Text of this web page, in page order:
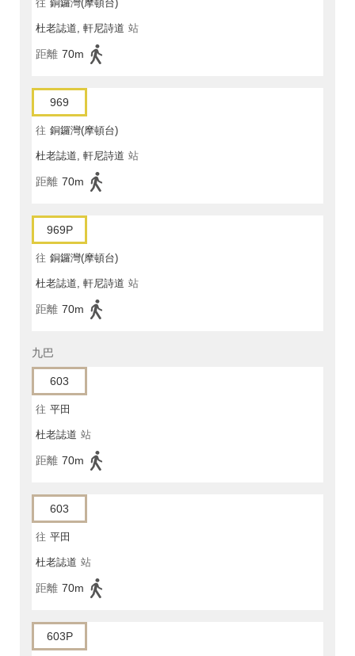
往 銅鑼灣(摩頓台)
杜老誌道, 軒尼詩道 站
距離 70m
969
往 銅鑼灣(摩頓台)
杜老誌道, 軒尼詩道 站
距離 70m
969P
往 銅鑼灣(摩頓台)
杜老誌道, 軒尼詩道 站
距離 70m
九巴
603
往 平田
杜老誌道 站
距離 70m
603
往 平田
杜老誌道 站
距離 70m
603P